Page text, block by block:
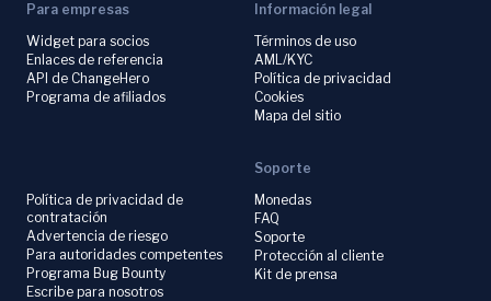
Para empresas
Widget para socios
Enlaces de referencia
API de ChangeHero
Programa de afiliados
Información legal
Términos de uso
AML/KYC
Política de privacidad
Cookies
Mapa del sitio
Política de privacidad de
contratación
Advertencia de riesgo
Para autoridades competentes
Programa Bug Bounty
Escribe para nosotros
Soporte
Monedas
FAQ
Soporte
Protección al cliente
Kit de prensa